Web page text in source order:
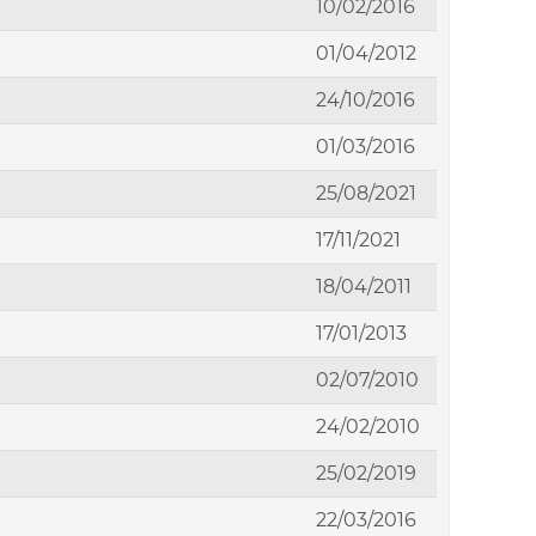
10/02/2016
01/04/2012
24/10/2016
01/03/2016
25/08/2021
17/11/2021
18/04/2011
17/01/2013
02/07/2010
24/02/2010
25/02/2019
22/03/2016